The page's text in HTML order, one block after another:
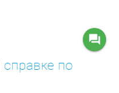
question_answer
справке по